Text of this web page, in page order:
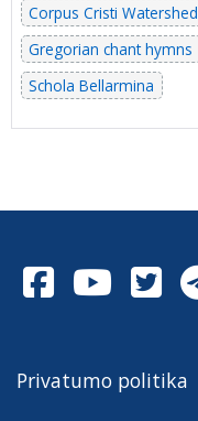
Corpus Cristi Watershed
Gregorian chant hymns
Schola Bellarmina
Privatumo politika